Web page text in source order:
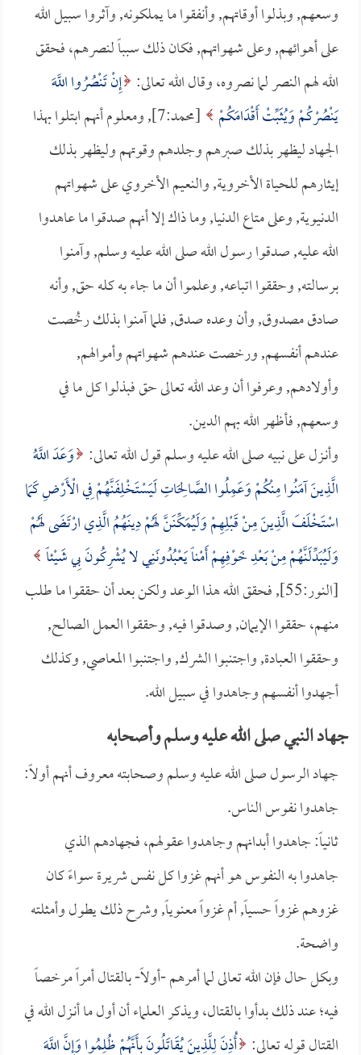
وسعهم, وبذلوا أوقاتهم, وأنفقوا ما يملكونه, وآثروا سبيل الله
على أهوائهم, وعلى شهواتهم, فكان ذلك سبباً لنصرهم، فحقق
الله لهم النصر لما نصروه، وقال الله تعالى: إِنْ تَنْصُرُوا اللَّهَ
يَنْصُرْكُمْ وَيُثَبِّتْ أَقْدَامَكُمْ
[محمد:7], ومعلوم أنهم ابتلوا بهذا
الجهاد ليظهر بذلك صبرهم وجلدهم وقوتهم وليظهر بذلك
إيثارهم للحياة الأخروية, والنعيم الأخروي على شهواتهم
الدنيوية, وعلى متاع الدنيا, وما ذاك إلا أنهم صدقوا ما عاهدوا
الله عليه, صدقوا رسول الله صلى الله عليه وسلم, وآمنوا
برسالته, وحققوا اتباعه, وعلموا أن ما جاء به كله حق, وأنه
صادق مصدوق, وأن وعده صدق, فلما آمنوا بذلك رخُصت
عندهم أنفسهم, ورخصت عندهم شهواتهم وأموالهم,
وأولادهم, وعرفوا أن وعد الله تعالى حق فبذلوا كل ما في
وسعهم, فأظهر الله بهم الدين.
وأنـزل على نبيه صلى الله عليه وسلم قول الله تعالى: وَعَدَ اللَّهُ
الَّذِينَ آمَنُوا مِنْكُمْ وَعَمِلُوا الصَّالِحَاتِ لَيَسْتَخْلِفَنَّهُمْ فِي الْأَرْضِ كَمَا
اسْتَخْلَفَ الَّذِينَ مِنْ قَبْلِهِمْ وَلَيُمَكِّنَنَّ لَهُمْ دِينَهُمُ الَّذِي ارْتَضَى لَهُمْ
وَلَيُبَدِّلَنَّهُمْ مِنْ بَعْدِ خَوْفِهِمْ أَمْناً يَعْبُدُونَنِي لا يُشْرِكُونَ بِي شَيْئاً
[النور:55], فحقق الله هذا الوعد ولكن بعد أن حققوا ما طلب
منهم، حققوا الإيمان, وصدقوا فيه, وحققوا العمل الصالح,
وحققوا العبادة, واجتنبوا الشرك, واجتنبوا المعاصي, وكذلك
أجهدوا أنفسهم وجاهدوا في سبيل الله.
جهاد النبي صلى الله عليه وسلم وأصحابه
جهاد الرسول صلى الله عليه وسلم وصحابته معروف أنهم أولاً:
جاهدوا نفوس الناس.
ثانياً: جاهدوا أبدانهم وجاهدوا عقولهم، فجهادهم الذي
جاهدوا به النفوس هو أنهم غزوا كل نفس شريرة سواءً كان
غزوهم غزواً حسياً, أم غزواً معنوياً, وشرح ذلك يطول وأمثلته
واضحة.
وبكل حال فإن الله تعالى لما أمرهم -أولاً- بالقتال أمراً مرخصاً
فيه؛ عند ذلك بدأوا بالقتال، ويذكر العلماء أن أول ما أنـزل الله في
القتال قوله تعالى: أُذِنَ لِلَّذِينَ يُقَاتَلُونَ بِأَنَّهُمْ ظُلِمُوا وَإِنَّ اللَّهَ